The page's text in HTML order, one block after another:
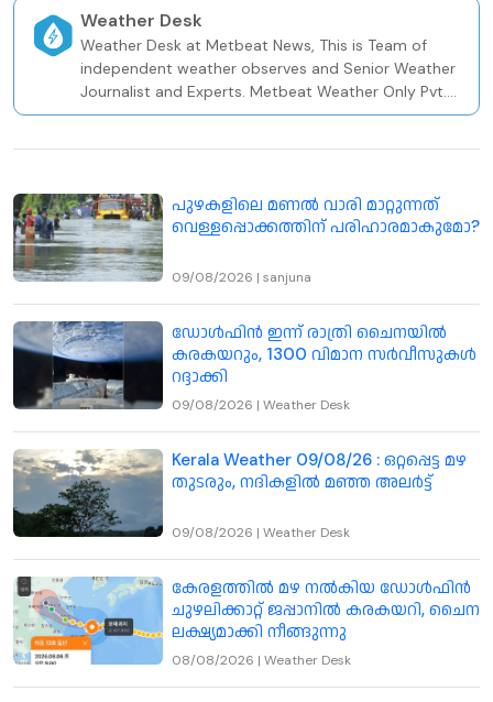
Weather Desk
Weather Desk at Metbeat News, This is Team of
independent weather observes and Senior Weather
Journalist and Experts. Metbeat Weather Only Pvt.
Weather and Climate Risk Firm In Kerala Since 2020.
പുഴകളിലെ മണൽ വാരി മാറ്റുന്നത്
വെള്ളപ്പൊക്കത്തിന് പരിഹാരമാകുമോ?
09/08/2026 | sanjuna
ഡോൾഫിൻ ഇന്ന് രാത്രി ചൈനയിൽ
കരകയറും, 1300 വിമാന സർവീസുകൾ
റദ്ദാക്കി
09/08/2026 | Weather Desk
Kerala Weather 09/08/26 : ഒറ്റപ്പെട്ട മഴ
തുടരും, നദികളിൽ മഞ്ഞ അലർട്ട്
09/08/2026 | Weather Desk
കേരളത്തില്‍ മഴ നല്‍കിയ ഡോള്‍ഫിന്‍
ചുഴലിക്കാറ്റ് ജപ്പാനില്‍ കരകയറി, ചൈന
ലക്ഷ്യമാക്കി നീങ്ങുന്നു
08/08/2026 | Weather Desk